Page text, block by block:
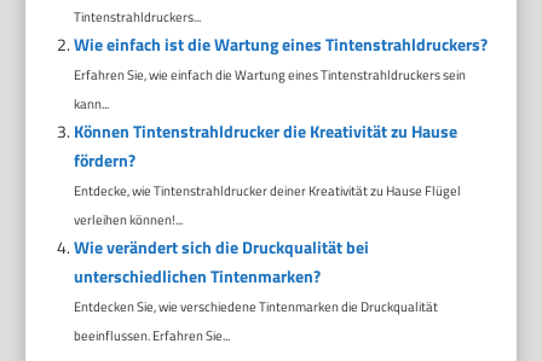
Tintenstrahldruckers...
Wie einfach ist die Wartung eines Tintenstrahldruckers?
Erfahren Sie, wie einfach die Wartung eines Tintenstrahldruckers sein
kann...
Können Tintenstrahldrucker die Kreativität zu Hause
fördern?
Entdecke, wie Tintenstrahldrucker deiner Kreativität zu Hause Flügel
verleihen können!...
Wie verändert sich die Druckqualität bei
unterschiedlichen Tintenmarken?
Entdecken Sie, wie verschiedene Tintenmarken die Druckqualität
beeinflussen. Erfahren Sie...